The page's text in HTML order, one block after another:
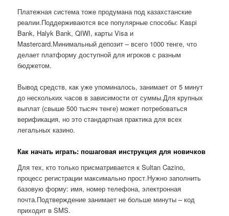
Платежная система тоже продумана под казахстанские
реалии.Поддерживаются все популярные способы: Kaspi
Bank, Halyk Bank, QIWI, карты Visa и
Mastercard.Минимальный депозит – всего 1000 тенге, что
делает платформу доступной для игроков с разным
бюджетом.
Вывод средств, как уже упоминалось, занимает от 5 минут
до нескольких часов в зависимости от суммы.Для крупных
выплат (свыше 500 тысяч тенге) может потребоваться
верификация, но это стандартная практика для всех
легальных казино.
Как начать играть: пошаговая инструкция для новичков
Для тех, кто только присматривается к Sultan Cazino,
процесс регистрации максимально прост.Нужно заполнить
базовую форму: имя, номер телефона, электронная
почта.Подтверждение занимает не больше минуты – код
приходит в SMS.